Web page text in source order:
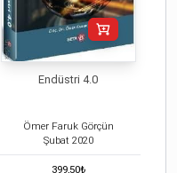
Endüstri 4.0
Ömer Faruk Görçün
Şubat 2020
399,50₺